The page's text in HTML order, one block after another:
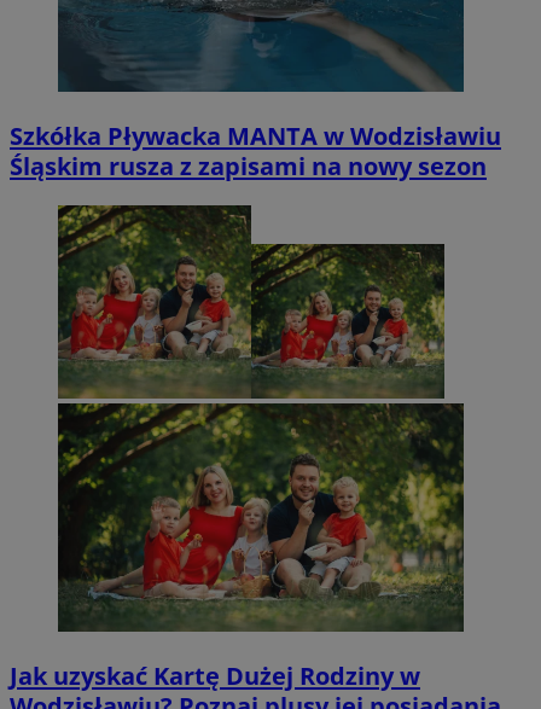
Szkółka Pływacka MANTA w Wodzisławiu
Śląskim rusza z zapisami na nowy sezon
Jak uzyskać Kartę Dużej Rodziny w